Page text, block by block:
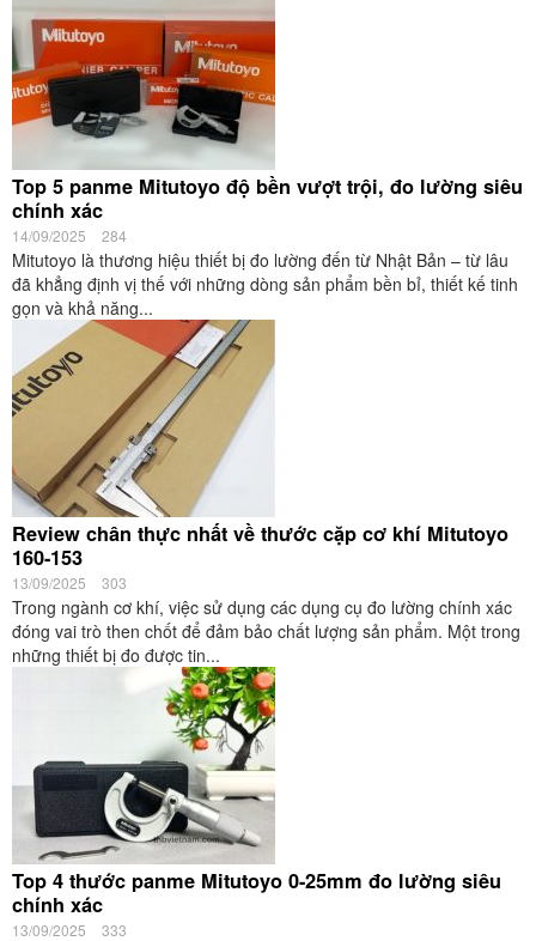
Top 5 panme Mitutoyo độ bền vượt trội, đo lường siêu
chính xác
14/09/2025 284
Mitutoyo là thương hiệu thiết bị đo lường đến từ Nhật Bản – từ lâu
đã khẳng định vị thế với những dòng sản phẩm bền bỉ, thiết kế tinh
gọn và khả năng...
Review chân thực nhất về thước cặp cơ khí Mitutoyo
160-153
13/09/2025 303
Trong ngành cơ khí, việc sử dụng các dụng cụ đo lường chính xác
đóng vai trò then chốt để đảm bảo chất lượng sản phẩm. Một trong
những thiết bị đo được tin...
Top 4 thước panme Mitutoyo 0-25mm đo lường siêu
chính xác
13/09/2025 333